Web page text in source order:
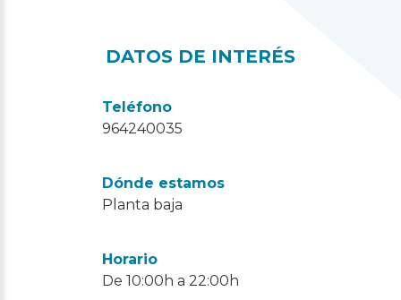
DATOS DE INTERÉS
Teléfono
964240035
Dónde estamos
Planta baja
Horario
De 10:00h a 22:00h